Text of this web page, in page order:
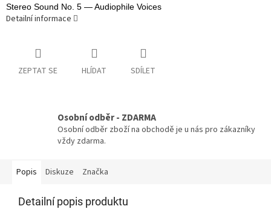
Stereo Sound No. 5 — Audiophile Voices
Detailní informace
ZEPTAT SE HLÍDAT SDÍLET
Osobní odběr - ZDARMA
Osobní odběr zboží na obchodě je u nás pro zákazníky
vždy zdarma.
Popis Diskuze Značka
Detailní popis produktu